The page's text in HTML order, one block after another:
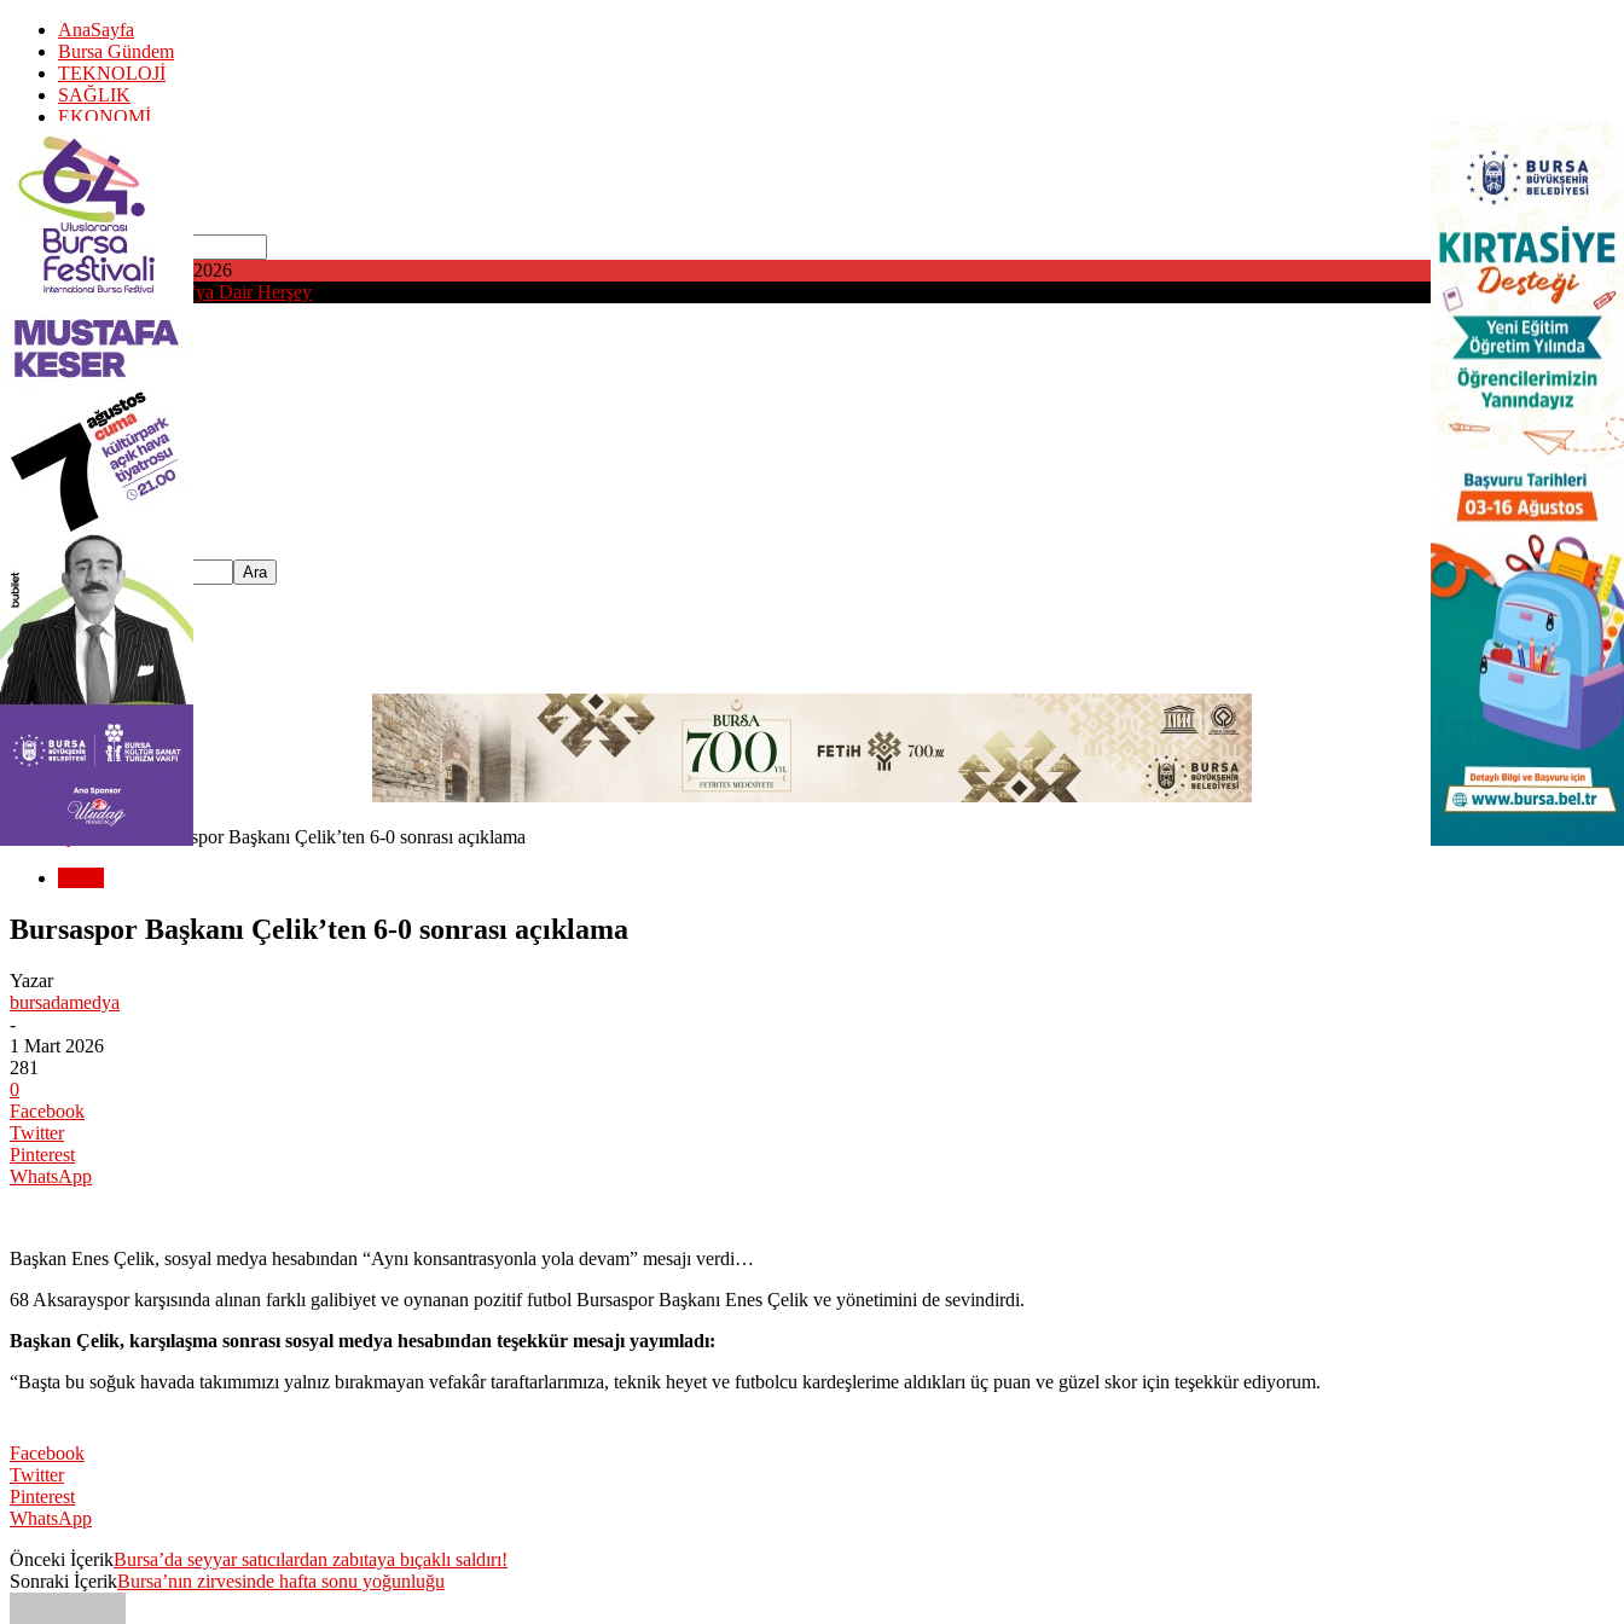
AnaSayfa
Bursa Gündem
TEKNOLOJİ
SAĞLIK
EKONOMİ
Puan Durumu
SPOR
EDİTÖR Y.
KÜNYE
Perşembe, Ağustos 6, 2026
Bursa'daMedya | Bursa'ya Dair Herşey
AnaSayfa
Bursa Gündem
TEKNOLOJİ
SAĞLIK
EKONOMİ
Puan Durumu
SPOR
EDİTÖR Y.
KÜNYE
Bursaspor Başkanı Çelik’ten 6-0 sonrası açıklama
Bursaspor Başkanı Çelik’ten 6-0 sonrası açıklama
Yazar
bursadamedya
-
1 Mart 2026
281
0
Facebook
Twitter
Pinterest
WhatsApp
Başkan Enes Çelik, sosyal medya hesabından “Aynı konsantrasyonla yola devam” mesajı verdi…
68 Aksarayspor karşısında alınan farklı galibiyet ve oynanan pozitif futbol Bursaspor Başkanı Enes Çelik ve yönetimini de sevindirdi.
Başkan Çelik, karşılaşma sonrası sosyal medya hesabından teşekkür mesajı yayımladı:
“Başta bu soğuk havada takımımızı yalnız bırakmayan vefakâr taraftarlarımıza, teknik heyet ve futbolcu kardeşlerime aldıkları üç puan ve güzel skor için teşekkür ediyorum.
Facebook
Twitter
Pinterest
WhatsApp
Önceki İçerikBursa’da seyyar satıcılardan zabıtaya bıçaklı saldırı!
Sonraki İçerikBursa’nın zirvesinde hafta sonu yoğunluğu